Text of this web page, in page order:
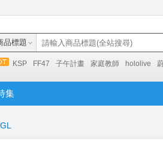
品標題
KSP FF47 子午計畫 家庭教師 hololive
集
GL